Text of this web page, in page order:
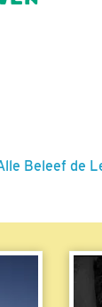
Beleef de